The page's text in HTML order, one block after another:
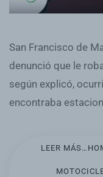
San Francisco de
denunció que le
según explicó,
encontraba
LEER